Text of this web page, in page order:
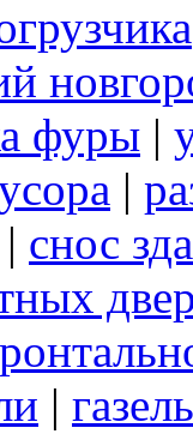
фуры |
|
| снос
|